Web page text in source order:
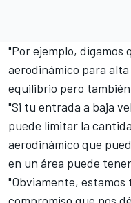
"Por ejemplo, digamos
aerodinámico para
equilibrio pero
"Si tu entrada a baja
puede limitar la
aerodinámico que
en un área puede
"Obviamente,